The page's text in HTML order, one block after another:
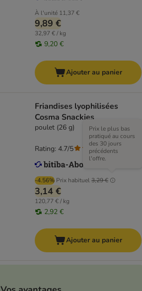
À l'unité 11,37 €
9,89 €
32,97 € / kg
9,20 €
Ajouter au panier
Friandises lyophilisées
Cosma Snackies
poulet (26 g)
-4.56% Prix habituel3,29 €
Prix le plus bas
pratiqué au cours
des 30 jours
précédents
l'offre.
3,14 €
120,77 € / kg
2,92 €
Rating: 4.7/5 (169
Ajouter au panier